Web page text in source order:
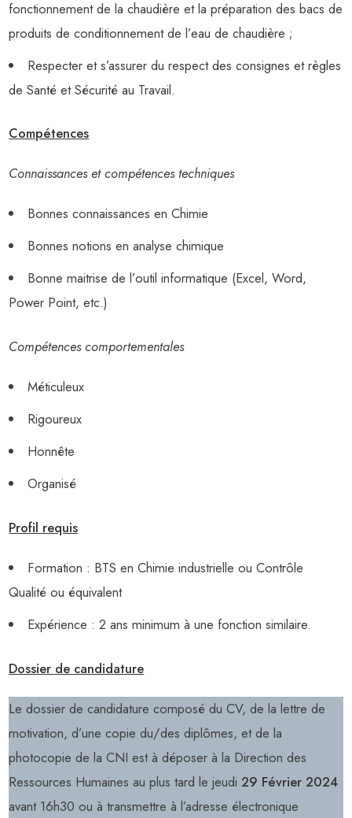
fonctionnement de la chaudière et la préparation des bacs de
produits de conditionnement de l’eau de chaudière ;
Respecter et s’assurer du respect des consignes et règles
de Santé et Sécurité au Travail.
Compétences
Connaissances et compétences techniques
Bonnes connaissances en Chimie
Bonnes notions en analyse chimique
Bonne maitrise de l’outil informatique (Excel, Word,
Power Point, etc.)
Compétences comportementales
Méticuleux
Rigoureux
Honnête
Organisé
Profil requis
Formation : BTS en Chimie industrielle ou Contrôle
Qualité ou équivalent
Expérience : 2 ans minimum à une fonction similaire.
Dossier de candidature
Le dossier de candidature composé du CV, de la lettre de
motivation, d’une copie du/des diplômes, et de la
photocopie de la CNI est à déposer à la Direction des
Ressources Humaines au plus tard le jeudi29 Février 2024
avant 16h30 ou à transmettre à l’adresse électronique